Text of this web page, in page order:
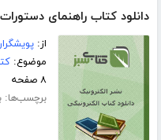
دانلود کتاب راهنمای دستورات SQL
از:
موضوع:
۸ صفحه
برچسب‌ها: